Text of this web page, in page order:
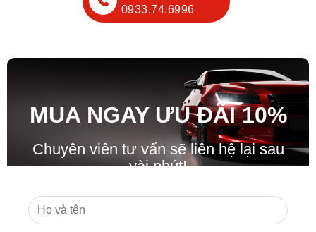
0933.74.6996
MUA NGAY ƯU ĐÃI10%
Chuyên viên tư vấn sẽ liên hệ lại sau
vài phút!